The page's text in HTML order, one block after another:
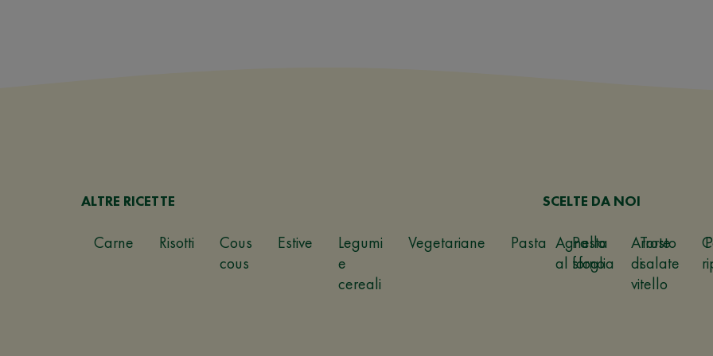
ALTRE RICETTE
Carne Risotti
Cous
cous
Estive
Legumi
e
cereali
Vegetariane Pasta
Pasta
sfoglia
Torte
salate
SCELTE DA NOI
Agnello
al forno
Arrosto
di
vitello